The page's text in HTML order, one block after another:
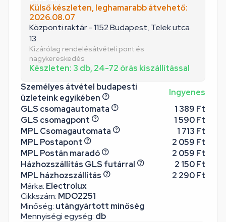
Márka: Electrolux
Cikkszám: MDO2251
Minőség: utángyártott minőség
Mennyiségi egység: db
Külső készleten, leghamarabb átvehető:
2026.08.07
Központi raktár - 1152 Budapest, Telek utca
13.
Kizárólag rendelésátvételi pont és
nagykereskedés
Készleten: 3 db, 24-72 órás kiszállítással
Személyes átvétel budapesti
üzleteink egyikében
Ingyenes
GLS csomagautomata
1 389 Ft
GLS csomagpont
1 590 Ft
MPL Csomagautomata
1 713 Ft
MPL Postapont
2 059 Ft
MPL Postán maradó
2 059 Ft
Házhozszállítás GLS futárral
2 150 Ft
MPL házhozszállítás
2 290 Ft